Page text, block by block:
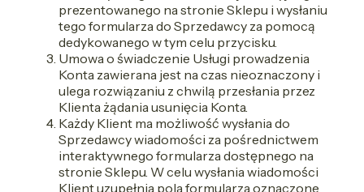
prezentowanego na stronie Sklepu i wysłaniu
tego formularza do Sprzedawcy za pomocą
dedykowanego w tym celu przycisku.
Umowa o świadczenie Usługi prowadzenia
Konta zawierana jest na czas nieoznaczony i
ulega rozwiązaniu z chwilą przesłania przez
Klienta żądania usunięcia Konta.
Każdy Klient ma możliwość wysłania do
Sprzedawcy wiadomości za pośrednictwem
interaktywnego formularza dostępnego na
stronie Sklepu. W celu wysłania wiadomości
Klient uzupełnia pola formularza oznaczone